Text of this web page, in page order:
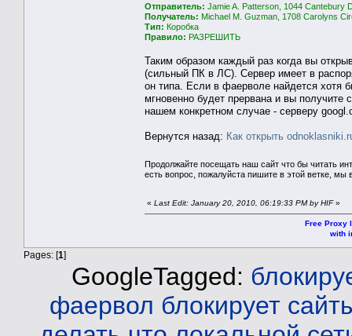
Отправитель: Jamie A. Patterson, 1044 Cantebury
Получатель: Michael M. Guzman, 1708 Carolyns
Тип: Коробка
Правило: РАЗРЕШИТЬ
Таким образом каждый раз когда вы
(сильный ПК в ЛС). Сервер имеет в
он типа. Если в фаерволе найдется хотя
мгновенно будет прервана и вы
нашем конкретном случае - серверу
Вернутся назад: Как открыть
Продолжайте посещать наш сайт что бы читать
есть вопрос, пожалуйста пишите в этой ветке, мы
« Last Edit: January 20, 2010, 06:19:33 PM by HIF»
Free Proxy
with
Pages: [1]
GoogleTagged:
фаервол блокирует